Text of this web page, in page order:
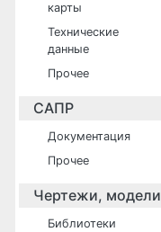
карты
Технические
данные
Прочее
САПР
Документация
Прочее
Чертежи, модели
Библиотеки